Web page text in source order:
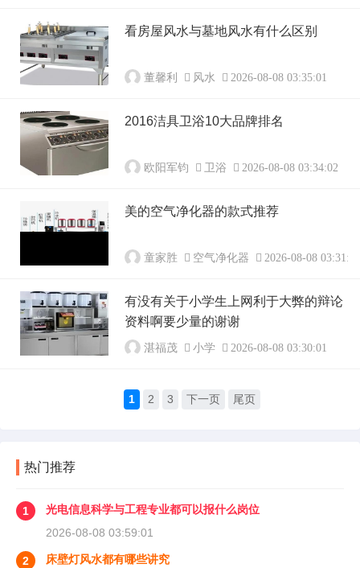
看房屋风水与墓地风水有什么区别
董馨利 风水 2026-08-08 03:35:01
2016洁具卫浴10大品牌排名
欧阳军钧 卫浴 2026-08-08 03:34:02
美的空气净化器的款式推荐
童家胜 空气净化器 2026-08-08 03:31:01
有没有关于小学生上网利于大弊的辩论
资料啊要少量的谢谢
湛福茂 小学 2026-08-08 03:30:01
1 2 3 下一页 尾页
热门推荐
1
光电信息科学与工程专业都可以报什么岗位
2026-08-08 03:59:01
2
床壁灯风水都有哪些讲究